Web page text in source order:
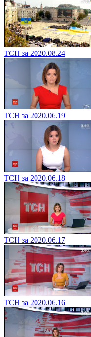
ТСН за 2020.08.24
ТСН за 2020.06.19
ТСН за 2020.06.18
ТСН за 2020.06.17
ТСН за 2020.06.16